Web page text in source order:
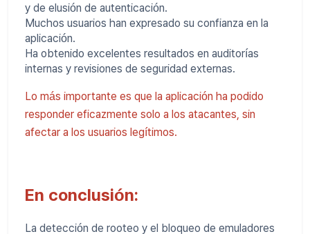
y de elusión de autenticación.
Muchos usuarios han expresado su confianza en la
aplicación.
Ha obtenido excelentes resultados en auditorías
internas y revisiones de seguridad externas.
Lo más importante es que la aplicación ha podido
responder eficazmente solo a los atacantes, sin
afectar a los usuarios legítimos.
En conclusión:
La detección de rooteo y el bloqueo de emuladores